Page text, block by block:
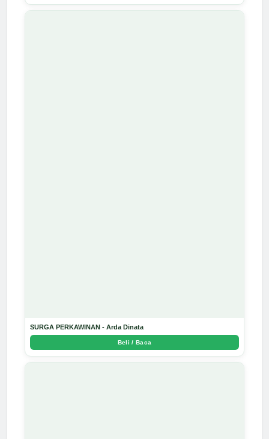
SURGA PERKAWINAN - Arda Dinata
Beli / Baca